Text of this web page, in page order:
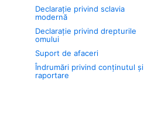
Declarație privind sclavia
modernă
Declarație privind drepturile
omului
Suport de afaceri
Îndrumări privind conținutul și
raportare